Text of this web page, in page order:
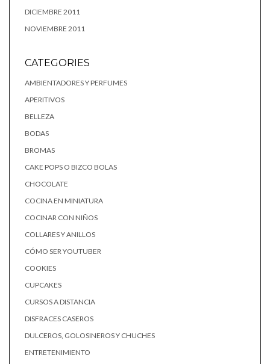
DICIEMBRE 2011
NOVIEMBRE 2011
CATEGORIES
AMBIENTADORES Y PERFUMES
APERITIVOS
BELLEZA
BODAS
BROMAS
CAKE POPS O BIZCO BOLAS
CHOCOLATE
COCINA EN MINIATURA
COCINAR CON NIÑOS
COLLARES Y ANILLOS
CÓMO SER YOUTUBER
COOKIES
CUPCAKES
CURSOS A DISTANCIA
DISFRACES CASEROS
DULCEROS, GOLOSINEROS Y CHUCHES
ENTRETENIMIENTO